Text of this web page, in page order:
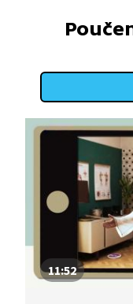
11:52